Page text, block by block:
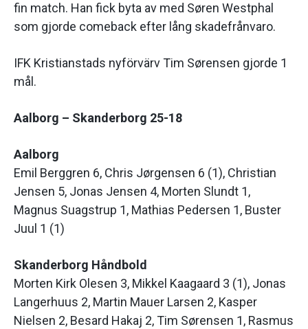
fin match. Han fick byta av med Søren Westphal
som gjorde comeback efter lång skadefrånvaro.
IFK Kristianstads nyförvärv Tim Sørensen gjorde 1
mål.
Aalborg – Skanderborg 25-18
Aalborg
Emil Berggren 6, Chris Jørgensen 6 (1), Christian
Jensen 5, Jonas Jensen 4, Morten Slundt 1,
Magnus Suagstrup 1, Mathias Pedersen 1, Buster
Juul 1 (1)
Skanderborg Håndbold
Morten Kirk Olesen 3, Mikkel Kaagaard 3 (1), Jonas
Langerhuus 2, Martin Mauer Larsen 2, Kasper
Nielsen 2, Besard Hakaj 2, Tim Sørensen 1, Rasmus